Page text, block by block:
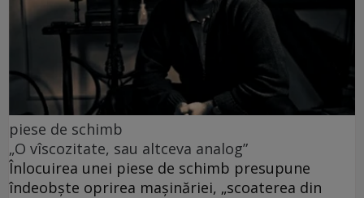
piese de schimb
„O vîscozitate, sau altceva analog”
Înlocuirea unei piese de schimb presupune
îndeobște oprirea mașinăriei, „scoaterea din